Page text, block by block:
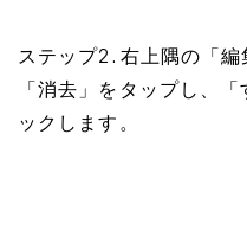
ステップ2. 右上隅の「編
「消去」をタップし、
ックします。